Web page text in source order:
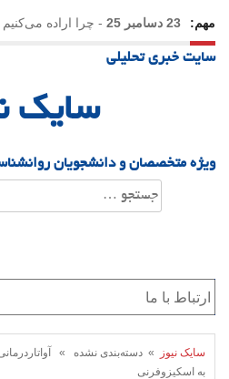
مهم: 23 دسامبر 25 - چرا اراده
21 دسامبر 25
سایت خبری تحلیلی
سایک
ویژه متخصصان و دانشجویان
جستجو
برای:
سایک نیوز
» دسته‌بندی نشده » آواتاردرمانی
به اسکیزوفرنی